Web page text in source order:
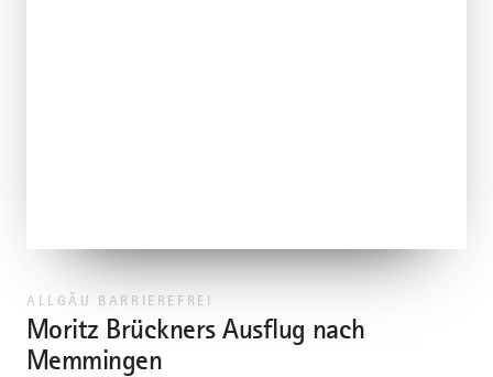
ALLGÄU BARRIEREFREI
Moritz Brückners Ausflug nach
Memmingen